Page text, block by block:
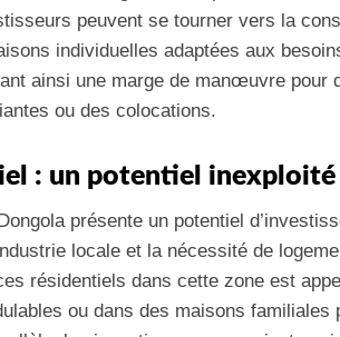
peuvent se tourner vers la
individuelles adaptées aux
ainsi une marge de manœuvre pour
ou des colocations.
: un potentiel inexploité
présente un potentiel
locale et la nécessité de
résidentiels dans cette zone est
ou dans des maisons familiales